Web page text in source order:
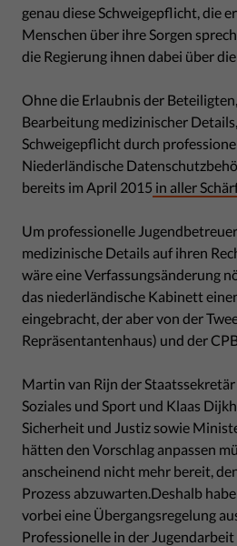
genau diese Schweigepflicht, die
Menschen über ihre Sorgen
die Regierung ihnen dabei über
Ohne die Erlaubnis der
Bearbeitung medizinischer
Schweigepflicht durch
Niederländische
bereits im April 2015 in aller
Um professionelle
medizinische Details auf ihren
wäre eine Verfassungsänderung
das niederländische Kabinett
eingebracht, der aber von der
Repräsentantenhaus) und der
Martin van Rijn der
Soziales und Sport und Klaas
Sicherheit und Justiz sowie
hätten den Vorschlag anpassen
anscheinend nicht mehr bereit,
Prozess abzuwarten.Deshalb
vorbei eine Übergangsregelung
Professionelle in der